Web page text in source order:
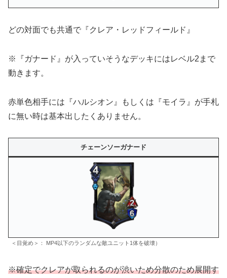
どの対面でも共通で『クレア・レッドフィールド』
※『ガナード』が入っていそうなデッキにはレベル2まで
動きます。
赤単色相手には『ハルシオン』もしくは『モイラ』が手札
に無い時は基本出したくありません。
チェーンソーガナード
＜目覚め＞： MP4以下のランダムな敵ユニット1体を破壊）
※確定でクレアが取られるのが渋いため分散のため展開す